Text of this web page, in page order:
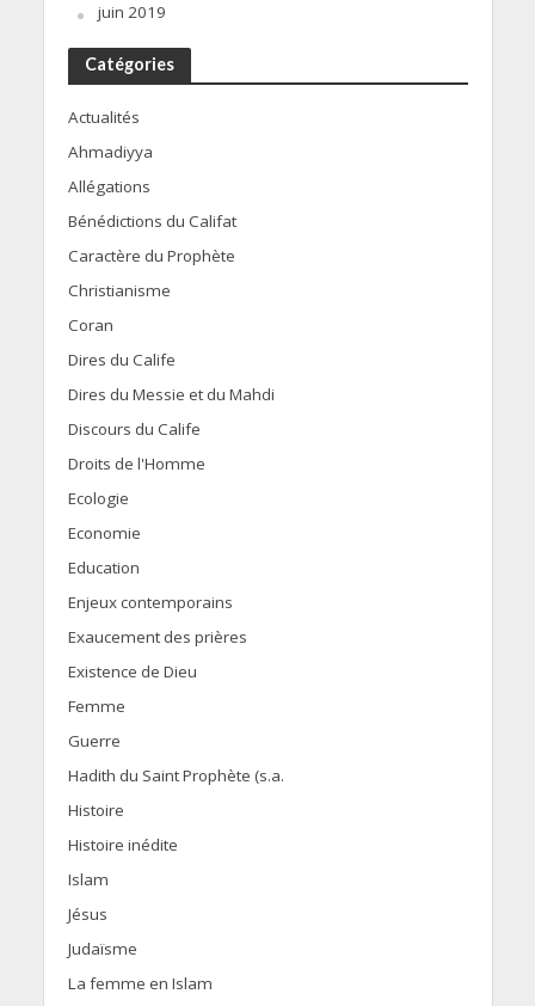
juin 2019
Catégories
Actualités
Ahmadiyya
Allégations
Bénédictions du Califat
Caractère du Prophète
Christianisme
Coran
Dires du Calife
Dires du Messie et du Mahdi
Discours du Calife
Droits de l'Homme
Ecologie
Economie
Education
Enjeux contemporains
Exaucement des prières
Existence de Dieu
Femme
Guerre
Hadith du Saint Prophète (s.a.
Histoire
Histoire inédite
Islam
Jésus
Judaïsme
La femme en Islam